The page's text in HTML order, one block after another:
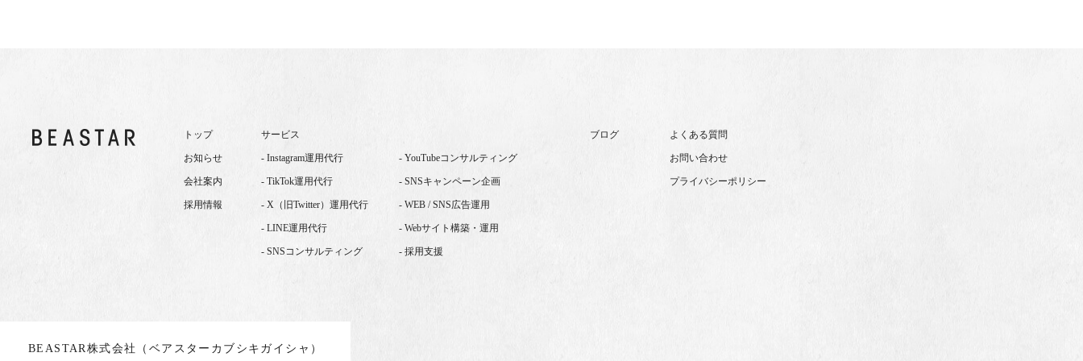
トップ
お知らせ
会社案内
採用情報
ブログ よくある質問
お問い合わせ
プライバシーポリシー
サービス
- Instagram運用代行
- TikTok運用代行
- X（旧Twitter）運用代行
- LINE運用代行
- SNSコンサルティング
- YouTubeコンサルティング
- SNSキャンペーン企画
- WEB / SNS広告運用
- Webサイト構築・運用
- 採用支援
BEASTAR株式会社 （ベアスターカブシキガイシャ）